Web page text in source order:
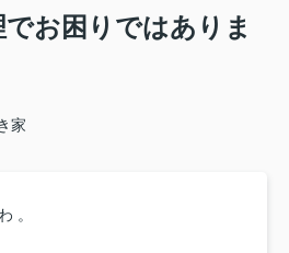
お困りではありま
家
。